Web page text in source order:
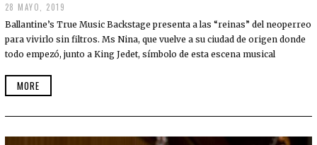
28 MAYO, 2019
Ballantine’s True Music Backstage presenta a las “reinas” del neoperreo
para vivirlo sin filtros. Ms Nina, que vuelve a su ciudad de origen donde
todo empezó, junto a King Jedet, símbolo de esta escena musical
MORE